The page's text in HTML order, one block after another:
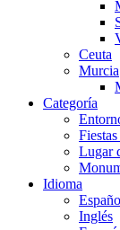
Ceuta
Murcia
Categoría
Lugar
Idioma
Inglés